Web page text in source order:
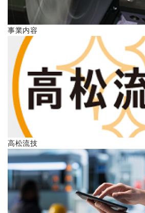
ENGLISH
事業内容
高松流技